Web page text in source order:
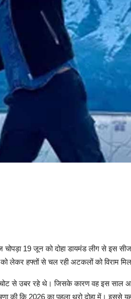
19 जून को दोहा डायमंड लीग से इस
लेकर हफ्तों से चल रही अटकलों को विराम
से उबर रहे थे। जिसके कारण वह इस साल अब
की कि 2026 का पहला थ्रो दोहा में। इससे यह